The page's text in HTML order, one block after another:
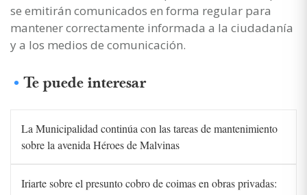
se emitirán comunicados en forma regular para
mantener correctamente informada a la ciudadanía
y a los medios de comunicación.
Te puede interesar
La Municipalidad continúa con las tareas de mantenimiento
sobre la avenida Héroes de Malvinas
Iriarte sobre el presunto cobro de coimas en obras privadas: